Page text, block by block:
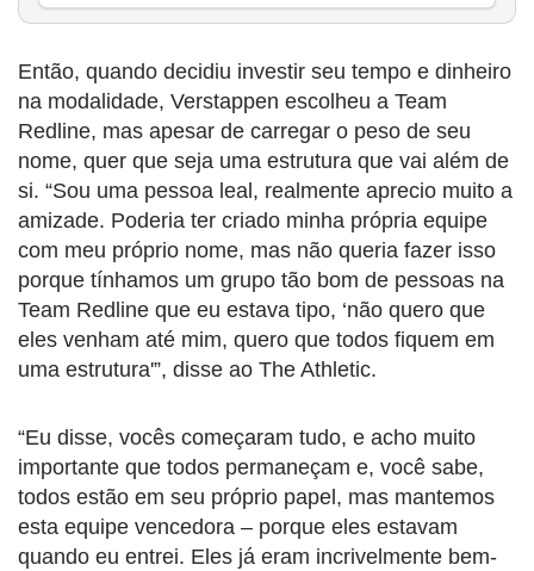
Então, quando decidiu investir seu tempo e dinheiro
na modalidade, Verstappen escolheu a Team
Redline, mas apesar de carregar o peso de seu
nome, quer que seja uma estrutura que vai além de
si. “Sou uma pessoa leal, realmente aprecio muito a
amizade. Poderia ter criado minha própria equipe
com meu próprio nome, mas não queria fazer isso
porque tínhamos um grupo tão bom de pessoas na
Team Redline que eu estava tipo, ‘não quero que
eles venham até mim, quero que todos fiquem em
uma estrutura'”, disse ao The Athletic.
“Eu disse, vocês começaram tudo, e acho muito
importante que todos permaneçam e, você sabe,
todos estão em seu próprio papel, mas mantemos
esta equipe vencedora – porque eles estavam
quando eu entrei. Eles já eram incrivelmente bem-